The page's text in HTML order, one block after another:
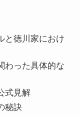
と徳川家におけ
わった具体的な
式見解
秘訣